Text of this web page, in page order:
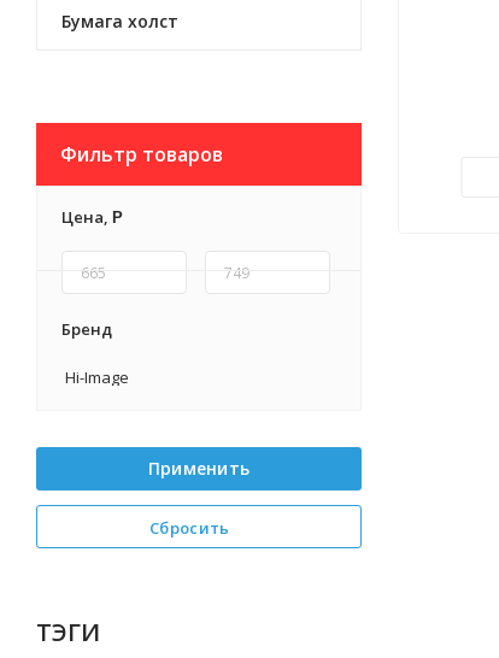
Бумага холст
Фильтр товаров
Цена, Р
Бренд
Hi-Image
Применить
Сбросить
ТЭГИ